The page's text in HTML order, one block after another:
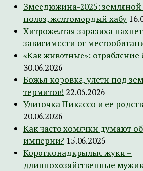
Змеедюжина-2025: земляной
полоз, желтомордый хабу
Хитрожелтая заразиха
зависимости от
«Как животные»:
30.06.2026
Божья коровка, улети под
термитов! 22.06.2026
Улиточка Пикассо и ее
20.06.2026
Как часто хомячки думают
империи? 15.06.2026
Коротконадкрылые жуки –
длиннохозяйственные